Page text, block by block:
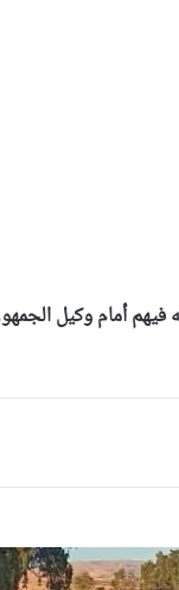
فيهم أمام وكيل